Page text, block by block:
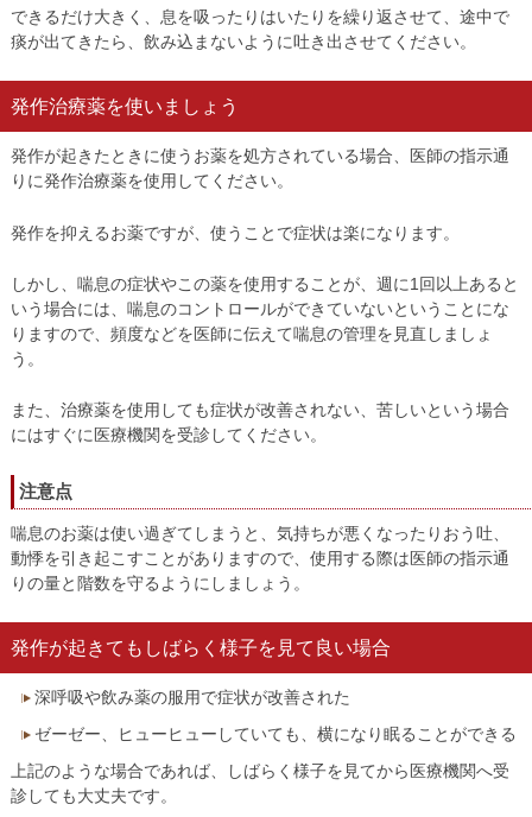
できるだけ大きく、息を吸ったりはいたりを繰り返させて、途中で
痰が出てきたら、飲み込まないように吐き出させてください。
発作治療薬を使いましょう
発作が起きたときに使うお薬を処方されている場合、医師の指示通
りに発作治療薬を使用してください。
発作を抑えるお薬ですが、使うことで症状は楽になります。
しかし、喘息の症状やこの薬を使用することが、週に1回以上あると
いう場合には、喘息のコントロールができていないということにな
りますので、頻度などを医師に伝えて喘息の管理を見直しましょ
う。
また、治療薬を使用しても症状が改善されない、苦しいという場合
にはすぐに医療機関を受診してください。
注意点
喘息のお薬は使い過ぎてしまうと、気持ちが悪くなったりおう吐、
動悸を引き起こすことがありますので、使用する際は医師の指示通
りの量と階数を守るようにしましょう。
発作が起きてもしばらく様子を見て良い場合
深呼吸や飲み薬の服用で症状が改善された
ゼーゼー、ヒューヒューしていても、横になり眠ることができる
上記のような場合であれば、しばらく様子を見てから医療機関へ受
診しても大丈夫です。